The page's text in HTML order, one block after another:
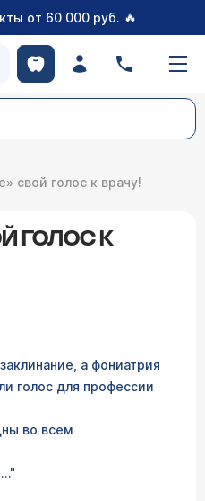
от 60 000 руб. 🔥
свой голос к врачу!
ГОЛОС К
а фониатрия
голос для профессии
во всем